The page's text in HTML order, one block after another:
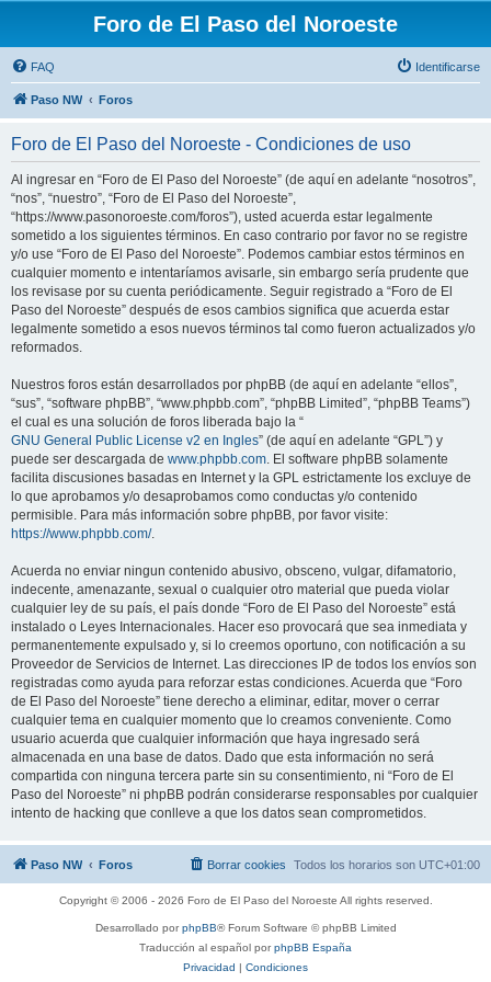
Foro de El Paso del Noroeste
FAQ Identificarse
Paso NW Foros
Foro de El Paso del Noroeste - Condiciones de uso
Al ingresar en “Foro de El Paso del Noroeste” (de aquí en adelante “nosotros”,
“nos”, “nuestro”, “Foro de El Paso del Noroeste”,
“https://www.pasonoroeste.com/foros”), usted acuerda estar legalmente
sometido a los siguientes términos. En caso contrario por favor no se registre
y/o use “Foro de El Paso del Noroeste”. Podemos cambiar estos términos en
cualquier momento e intentaríamos avisarle, sin embargo sería prudente que
los revisase por su cuenta periódicamente. Seguir registrado a “Foro de El
Paso del Noroeste” después de esos cambios significa que acuerda estar
legalmente sometido a esos nuevos términos tal como fueron actualizados y/o
reformados.
Nuestros foros están desarrollados por phpBB (de aquí en adelante “ellos”,
“sus”, “software phpBB”, “www.phpbb.com”, “phpBB Limited”, “phpBB Teams”)
el cual es una solución de foros liberada bajo la “
GNU General Public License v2 en Ingles” (de aquí en adelante “GPL”) y
puede ser descargada de www.phpbb.com. El software phpBB solamente
facilita discusiones basadas en Internet y la GPL estrictamente los excluye de
lo que aprobamos y/o desaprobamos como conductas y/o contenido
permisible. Para más información sobre phpBB, por favor visite:
https://www.phpbb.com/.
Acuerda no enviar ningun contenido abusivo, obsceno, vulgar, difamatorio,
indecente, amenazante, sexual o cualquier otro material que pueda violar
cualquier ley de su país, el país donde “Foro de El Paso del Noroeste” está
instalado o Leyes Internacionales. Hacer eso provocará que sea inmediata y
permanentemente expulsado y, si lo creemos oportuno, con notificación a su
Proveedor de Servicios de Internet. Las direcciones IP de todos los envíos son
registradas como ayuda para reforzar estas condiciones. Acuerda que “Foro
de El Paso del Noroeste” tiene derecho a eliminar, editar, mover o cerrar
cualquier tema en cualquier momento que lo creamos conveniente. Como
usuario acuerda que cualquier información que haya ingresado será
almacenada en una base de datos. Dado que esta información no será
compartida con ninguna tercera parte sin su consentimiento, ni “Foro de El
Paso del Noroeste” ni phpBB podrán considerarse responsables por cualquier
intento de hacking que conlleve a que los datos sean comprometidos.
Paso NW Foros Todos los horarios son UTC+01:00
Borrar cookies
Copyright © 2006 - 2026 Foro de El Paso del Noroeste All rights reserved.
Desarrollado porphpBB® Forum Software © phpBB Limited
Traducción al español porphpBB España
Privacidad | Condiciones